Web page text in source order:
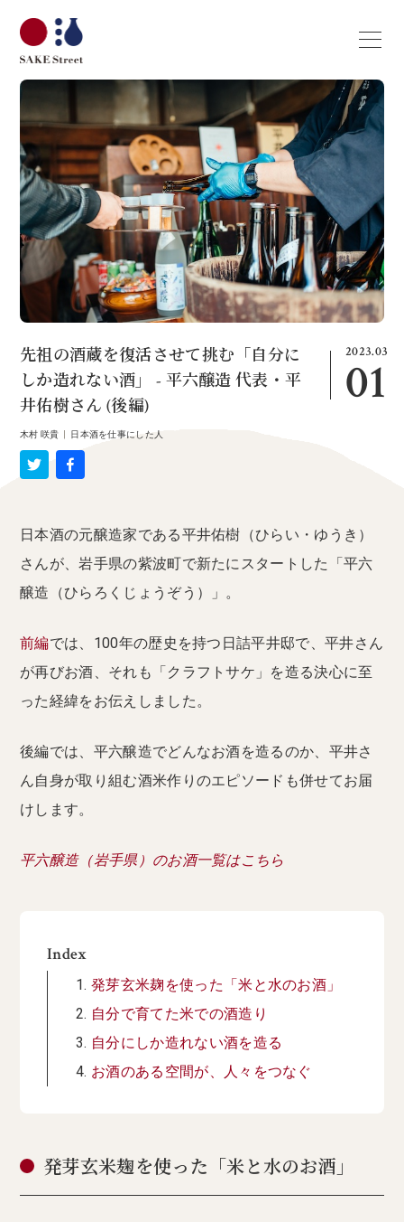
2023.03
01
先祖の酒蔵を復活させて挑む「自分に
しか造れない酒」 - 平六醸造 代表・平
井佑樹さん (後編)
木村 咲貴 日本酒を仕事にした人
日本酒の元醸造家である平井佑樹（ひらい・ゆうき）
さんが、岩手県の紫波町で新たにスタートした「平六
醸造（ひらろくじょうぞう）」。
前編では、100年の歴史を持つ日詰平井邸で、平井さん
が再びお酒、それも「クラフトサケ」を造る決心に至
った経緯をお伝えしました。
後編では、平六醸造でどんなお酒を造るのか、平井さ
ん自身が取り組む酒米作りのエピソードも併せてお届
けします。
平六醸造（岩手県）のお酒一覧はこちら
Index
発芽玄米麹を使った「米と水のお酒」
自分で育てた米での酒造り
自分にしか造れない酒を造る
お酒のある空間が、人々をつなぐ
発芽玄米麹を使った「米と水のお酒」